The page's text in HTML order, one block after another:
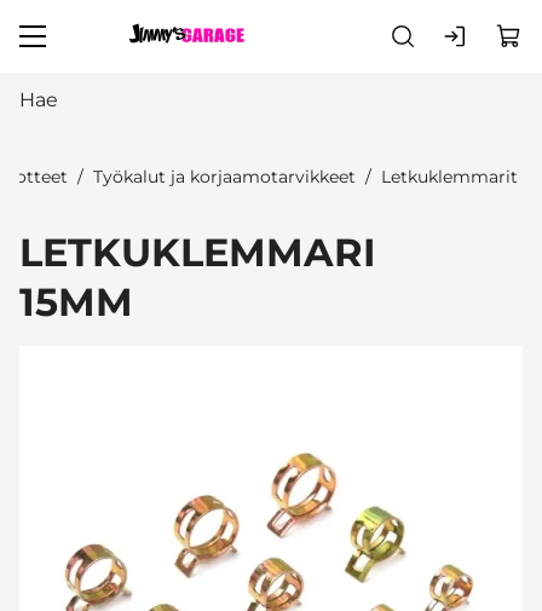
Työkalut ja korjaamotarvikkeet Letkuklemmarit
LETKUKLEMMARI
15MM